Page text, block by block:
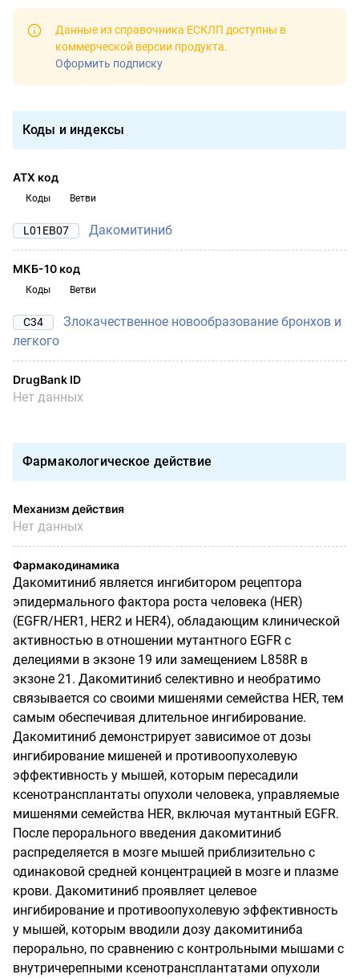
Данные из справочника ЕСКЛП доступны в
коммерческой версии продукта.
Оформить подписку
Коды и индексы
АТХ код
Коды Ветви
L01EB07 Дакомитиниб
МКБ-10 код
Коды Ветви
C34
Злокачественное новообразование бронхов и
легкого
DrugBank ID
Нет данных
Фармакологическое действие
Механизм действия
Нет данных
Фармакодинамика
Дакомитиниб является ингибитором рецептора
эпидермального фактора роста человека (HER)
(EGFR/HER1, HER2 и HER4), обладающим клинической
активностью в отношении мутантного EGFR с
делециями в экзоне 19 или замещением L858R в
экзоне 21. Дакомитиниб селективно и необратимо
связывается со своими мишенями семейства HER, тем
самым обеспечивая длительное ингибирование.
Дакомитиниб демонстрирует зависимое от дозы
ингибирование мишеней и противоопухолевую
эффективность у мышей, которым пересадили
ксенотрансплантаты опухоли человека, управляемые
мишенями семейства HER, включая мутантный EGFR.
После перорального введения дакомитиниб
распределяется в мозге мышей приблизительно с
одинаковой средней концентрацией в мозге и плазме
крови. Дакомитиниб проявляет целевое
ингибирование и противоопухолевую эффективность
у мышей, которым вводили дозу дакомитиниба
перорально, по сравнению с контрольными мышами с
внутричерепными ксенотрансплантатами опухоли